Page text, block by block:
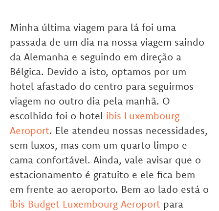
Minha última viagem para lá foi uma
passada de um dia na nossa viagem saindo
da Alemanha e seguindo em direção a
Bélgica. Devido a isto, optamos por um
hotel afastado do centro para seguirmos
viagem no outro dia pela manhã. O
escolhido foi o hotel ibis Luxembourg
Aeroport. Ele atendeu nossas necessidades,
sem luxos, mas com um quarto limpo e
cama confortável. Ainda, vale avisar que o
estacionamento é gratuito e ele fica bem
em frente ao aeroporto. Bem ao lado está o
ibis Budget Luxembourg Aeroport para